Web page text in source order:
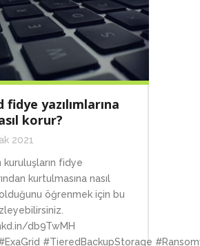
fidye yazılımlarına
korur?
2021
kuruluşların fidye
kurtulmasına nasıl
olduğunu öğrenmek için bu
db9TwMH
#TieredBackupStorage